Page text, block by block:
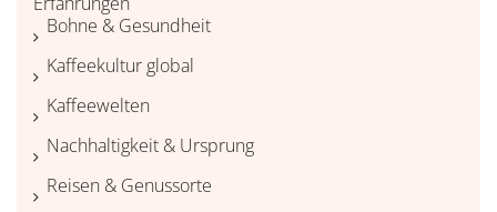
Bohne & Gesundheit
Kaffeekultur global
Kaffeewelten
Nachhaltigkeit & Ursprung
Reisen & Genussorte